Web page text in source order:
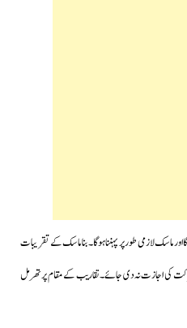
اور ماسک لازمی طور پر پہننا ہوگا۔بنا ماسک کے تقریبات
کی اجازت نہ دی جائے۔تقاریب کے مقام پر تھرمل